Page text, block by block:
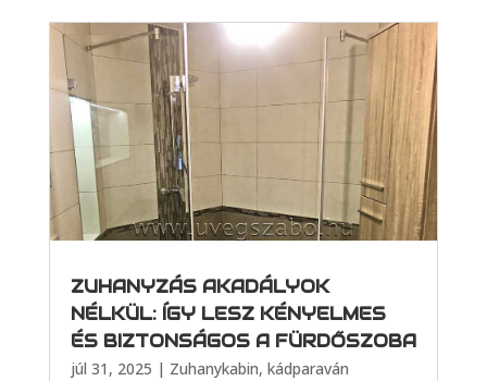
ZUHANYZÁS AKADÁLYOK
NÉLKÜL: ÍGY LESZ KÉNYELMES
ÉS BIZTONSÁGOS A FÜRDŐSZOBA
júl 31, 2025 | Zuhanykabin, kádparaván